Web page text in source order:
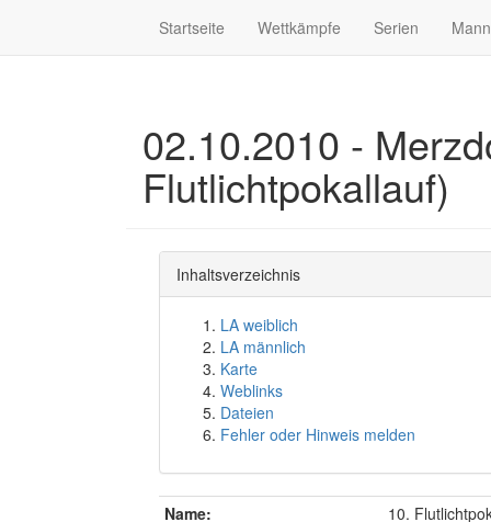
Startseite Wettkämpfe Serien
02.10.2010 -
Flutlichtpokallauf)
Inhaltsverzeichnis
LA weiblich
LA männlich
Karte
Weblinks
Dateien
Fehler oder Hinweis melden
Name:
10.